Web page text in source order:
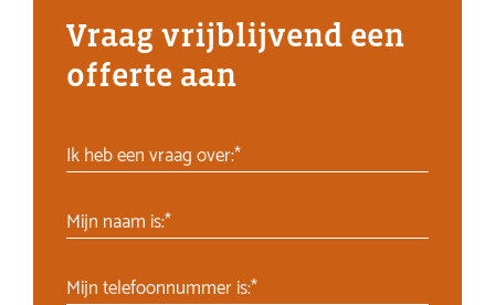
Vraag vrijblijvend een
offerte aan
Ik heb een vraag over:*
Mijn naam is:*
Mijn telefoonnummer is:*